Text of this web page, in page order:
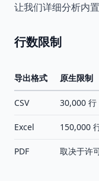
让我们详细分析内
行数限制
导出格式 原生限制
CSV 30,000 行
Excel 150,000
PDF 取决于许